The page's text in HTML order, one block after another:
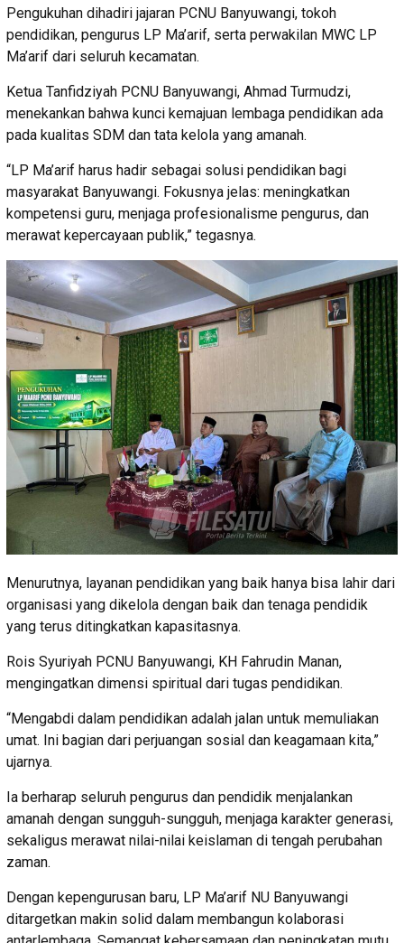
Pengukuhan dihadiri jajaran PCNU Banyuwangi, tokoh
pendidikan, pengurus LP Ma’arif, serta perwakilan MWC LP
Ma’arif dari seluruh kecamatan.
Ketua Tanfidziyah PCNU Banyuwangi, Ahmad Turmudzi,
menekankan bahwa kunci kemajuan lembaga pendidikan ada
pada kualitas SDM dan tata kelola yang amanah.
“LP Ma’arif harus hadir sebagai solusi pendidikan bagi
masyarakat Banyuwangi. Fokusnya jelas: meningkatkan
kompetensi guru, menjaga profesionalisme pengurus, dan
merawat kepercayaan publik,” tegasnya.
Menurutnya, layanan pendidikan yang baik hanya bisa lahir dari
organisasi yang dikelola dengan baik dan tenaga pendidik
yang terus ditingkatkan kapasitasnya.
Rois Syuriyah PCNU Banyuwangi, KH Fahrudin Manan,
mengingatkan dimensi spiritual dari tugas pendidikan.
“Mengabdi dalam pendidikan adalah jalan untuk memuliakan
umat. Ini bagian dari perjuangan sosial dan keagamaan kita,”
ujarnya.
Ia berharap seluruh pengurus dan pendidik menjalankan
amanah dengan sungguh-sungguh, menjaga karakter generasi,
sekaligus merawat nilai-nilai keislaman di tengah perubahan
zaman.
Dengan kepengurusan baru, LP Ma’arif NU Banyuwangi
ditargetkan makin solid dalam membangun kolaborasi